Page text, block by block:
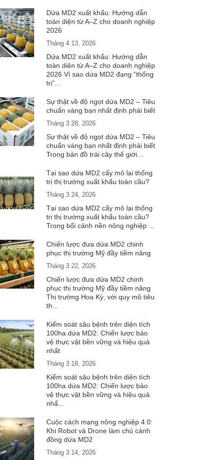
Dứa MD2 xuất khẩu: Hướng dẫn
toàn diện từ A–Z cho doanh nghiệp
2026
Tháng 4 13, 2026
Dứa MD2 xuất khẩu: Hướng dẫn
toàn diện từ A–Z cho doanh nghiệp
2026 Vì sao dứa MD2 đang “thống
trị”...
Sự thật về độ ngọt dứa MD2 – Tiêu
chuẩn vàng bạn nhất định phải biết
Tháng 3 28, 2026
Sự thật về độ ngọt dứa MD2 – Tiêu
chuẩn vàng bạn nhất định phải biết
Trong bản đồ trái cây thế giới...
Tại sao dứa MD2 cấy mô lại thống
trị thị trường xuất khẩu toàn cầu?
Tháng 3 24, 2026
Tại sao dứa MD2 cấy mô lại thống
trị thị trường xuất khẩu toàn cầu?
Trong bối cảnh nền nông nghiệp ...
Chiến lược đưa dứa MD2 chinh
phục thị trường Mỹ đầy tiềm năng
Tháng 3 22, 2026
Chiến lược đưa dứa MD2 chinh
phục thị trường Mỹ đầy tiềm năng
Thị trường Hoa Kỳ, với quy mô tiêu
th...
Kiểm soát sâu bệnh trên diện tích
100ha dứa MD2: Chiến lược bảo
vệ thực vật bền vững và hiệu quả
nhất
Tháng 3 18, 2026
Kiểm soát sâu bệnh trên diện tích
100ha dứa MD2: Chiến lược bảo
vệ thực vật bền vững và hiệu quả
nhấ...
Cuộc cách mạng nông nghiệp 4.0:
Khi Robot và Drone làm chủ cánh
đồng dứa MD2
Tháng 3 14, 2026